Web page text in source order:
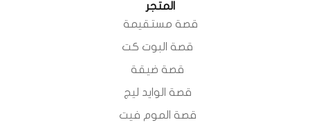
المتجر
قصة مستقيمة
قصة البوت كت
قصة ضيقة
قصة الوايد ليج
قصة الموم فيت